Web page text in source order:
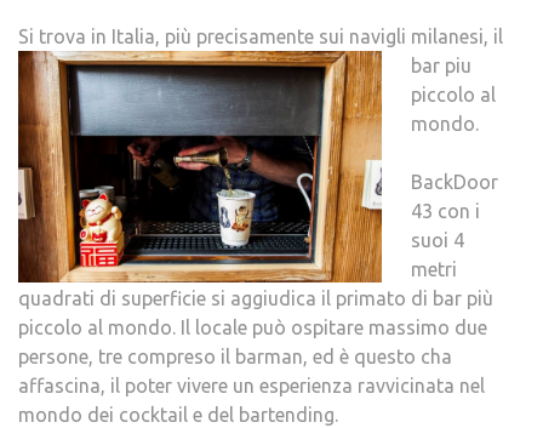
Si trova in Italia, più precisamente sui navigli milanesi, il
bar piu
piccolo al
mondo.
BackDoor
43 con i
suoi 4
metri
quadrati di superficie si aggiudica il primato di bar più
piccolo al mondo. Il locale può ospitare massimo due
persone, tre compreso il barman, ed è questo cha
affascina, il poter vivere un esperienza ravvicinata nel
mondo dei cocktail e del bartending.